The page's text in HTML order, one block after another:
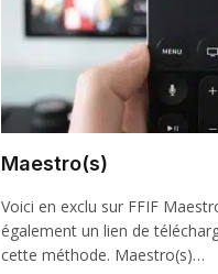
Maestro(s)
Voici en exclu sur FFIF
également un lien de
cette méthode. Maestro(s)…